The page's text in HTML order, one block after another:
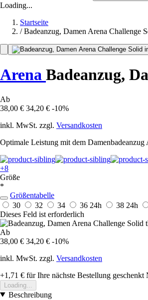
Loading...
Startseite
/ Badeanzug, Damen Arena Challenge
Arena Badeanzug,
Ab
38,00 € 34,20 € -10%
inkl. MwSt. zzgl. Versandkosten
Optimale Leistung mit dem
+8
Größe
*
Größentabelle
30
32 34 36 24h 38 24h
Dieses Feld ist erforderlich
Ab
38,00 € 34,20 € -10%
inkl. MwSt. zzgl. Versandkosten
+1,71 € für Ihre nächste Bestellung geschenkt
Loading...
Beschreibung